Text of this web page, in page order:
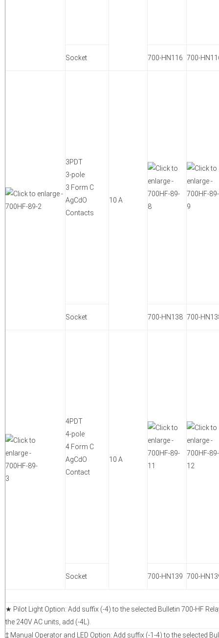
Socket 700-HN116 700-
3PDT
3-pole
3 Form C
AgCdO
Contacts
10 A
Socket 700-HN138 700-
4PDT
4-pole
4 Form C
AgCdO
Contact
10 A
Socket 700-HN139 700-
★ Pilot Light Option: Add suffix (-4) to the selected Bulletin 700-HF
the 240V AC units, add (-4L).
‡ Manual Operator and LED Option: Add suffix (-1-4) to the selected